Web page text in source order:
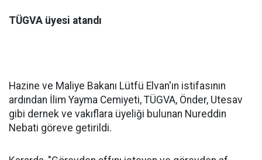
TÜGVA üyesi atandı
Hazine ve Maliye Bakanı Lütfü Elvan'ın istifasının
ardından İlim Yayma Cemiyeti, TÜGVA, Önder, Utesav
gibi dernek ve vakıflara üyeliği bulunan Nureddin
Nebati göreve getirildi.